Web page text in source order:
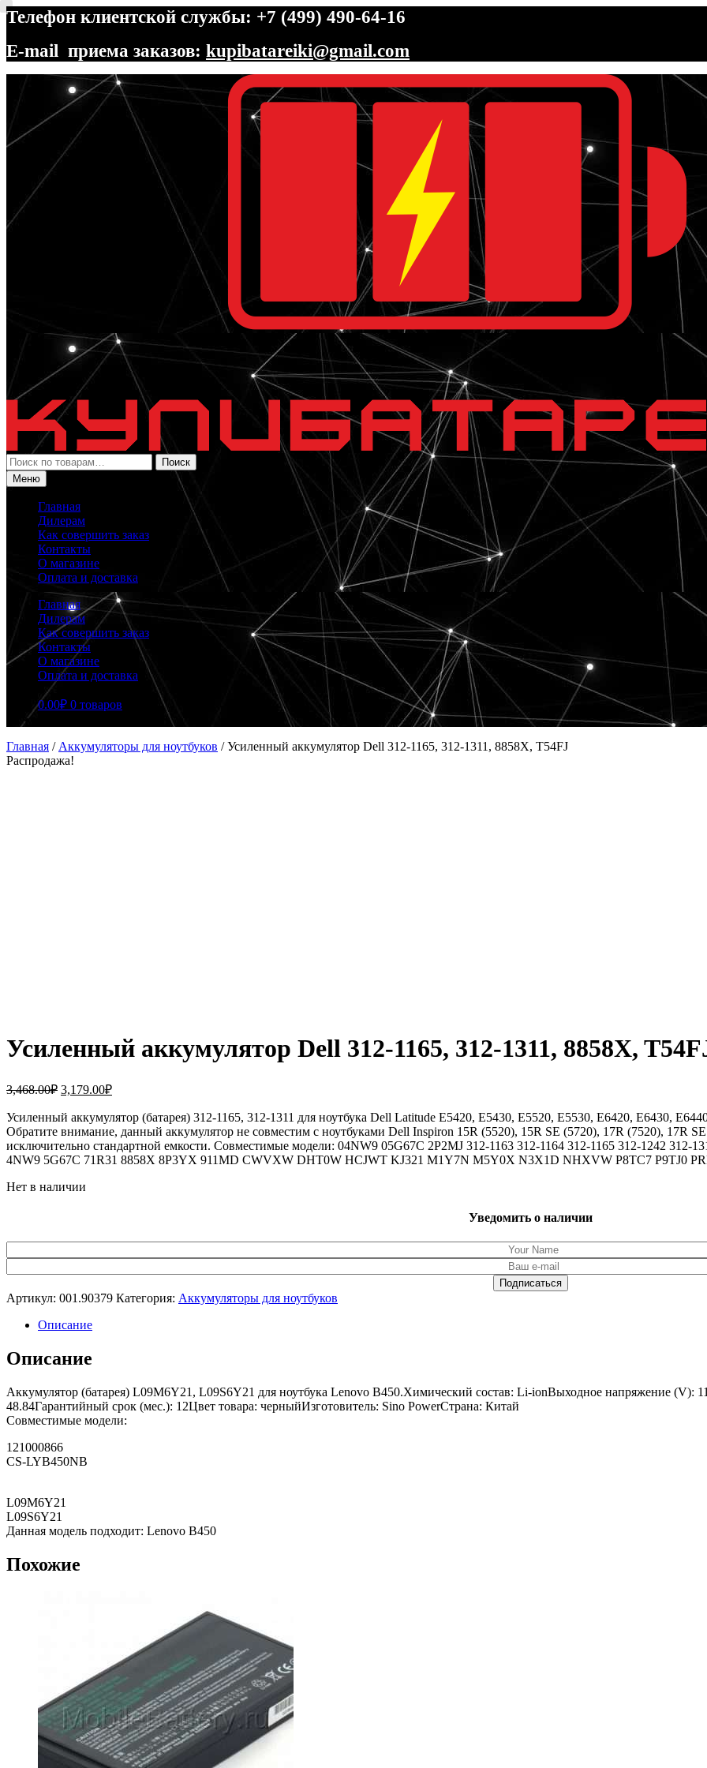
Телефон клиентской службы: +7 (499) 490-64-16
E-mail приема заказов: kupibatareiki@gmail.com
Перейти
навигации
Перейти
содержимому
Искать:
Поиск
Меню
Главная
Дилерам
Как совершить заказ
Контакты
О магазине
Оплата и доставка
Главная
Дилерам
Как совершить заказ
Контакты
О магазине
Оплата и доставка
0.00₽ 0 товаров
Главная / Аккумуляторы для ноутбуков /Усиленный аккумулятор Dell 312-1165, 312-1311, 8858X, T54FJ
Распродажа!
Усиленный аккумулятор Dell 312-1165, 312-1311, 8858X,
3,468.00₽ Первоначальная
составляла
3,468.00₽.
3,179.00₽Текущая
3,179.00₽.
Усиленный аккумулятор (батарея) 312-1165, 312-1311 для ноутбука Dell Latitude E5420, E5430, E5520, E5530, E6420, E6430,
Обратите внимание, данный аккумулятор не совместим с ноутбуками Dell Inspiron 15R (5520), 15R SE (5720), 17R (7520), 17R
исключительно стандартной емкости. Совместимые модели: 04NW9 05G67C 2P2MJ 312-1163 312-1164 312-1165 312-1242 312-
4NW9 5G67C 71R31 8858X 8P3YX 911MD CWVXW DHT0W HCJWT KJ321 M1Y7N M5Y0X N3X1D NHXVW P8TC7 P9TJ0
Нет в наличии
Уведомить о наличии
Артикул: 001.90379 Категория: Аккумуляторы для ноутбуков
Описание
Описание
Аккумулятор (батарея) L09M6Y21, L09S6Y21 для ноутбука Lenovo B450.Химический состав: Li-ionВыходное напряжение (V):
48.84Гарантийный срок (мес.): 12Цвет товара: черныйИзготовитель: Sino PowerСтрана: Китай
Совместимые модели:
121000866
CS-LYB450NB
L09M6Y21
L09S6Y21
Данная модель подходит: Lenovo B450
Похожие